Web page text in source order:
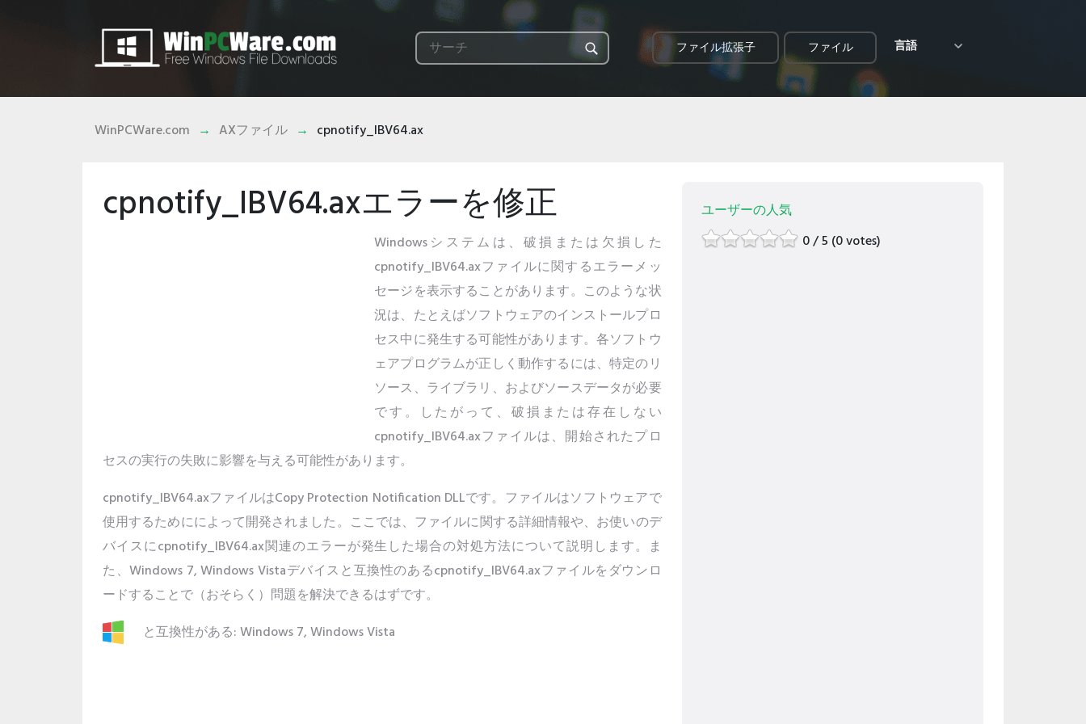
ファイル拡張子 ファイル 言語
WinPCWare.com AXファイル cpnotify_IBV64.ax
cpnotify_IBV64.axエラーを修正
Windowsシステムは、破損または欠損した
cpnotify_IBV64.axファイルに関するエラーメッ
セージを表示することがあります。このような状
況は、たとえばソフトウェアのインストールプロ
セス中に発生する可能性があります。各ソフトウ
ェアプログラムが正しく動作するには、特定のリ
ソース、ライブラリ、およびソースデータが必要
です。したがって、破損または存在しない
cpnotify_IBV64.axファイルは、開始されたプロ
セスの実行の失敗に影響を与える可能性があります。
cpnotify_IBV64.axファイルはCopy Protection Notification DLLです。ファイルはソフトウェアで
使用するためにによって開発されました。ここでは、ファイルに関する詳細情報や、お使いのデ
バイスにcpnotify_IBV64.ax関連のエラーが発生した場合の対処方法について説明します。ま
た、Windows 7, Windows Vistaデバイスと互換性のあるcpnotify_IBV64.axファイルをダウンロ
ードすることで（おそらく）問題を解決できるはずです。
と互換性がある: Windows 7, Windows Vista
ユーザーの人気
0 / 5 (0 votes)